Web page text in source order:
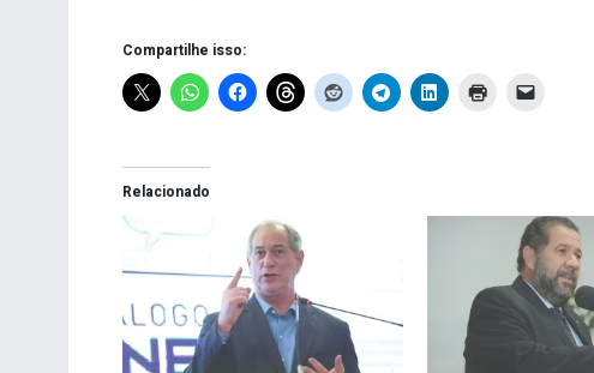
Compartilhe isso:
Relacionado